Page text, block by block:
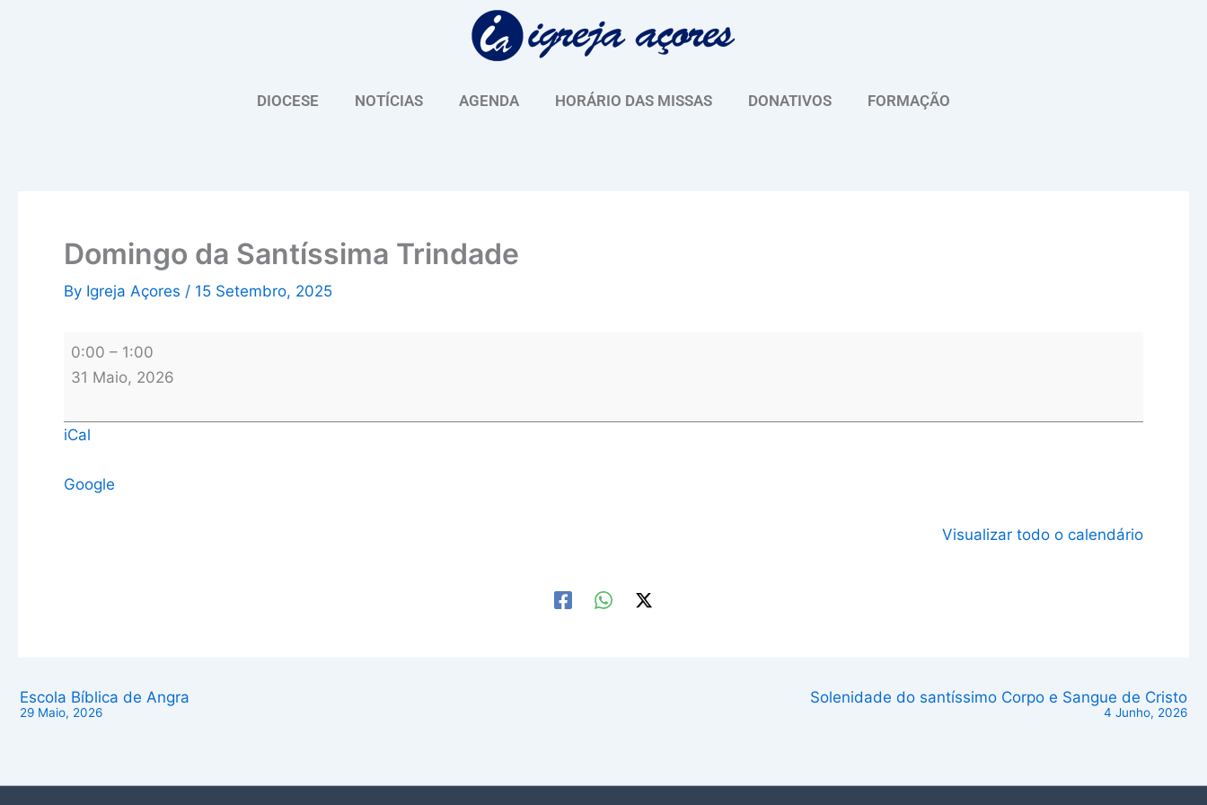
DIOCESE NOTÍCIAS AGENDA HORÁRIO DAS MISSAS DONATIVOS FORMAÇÃO
Domingo da Santíssima Trindade
By Igreja Açores / 15 Setembro, 2025
0:00 – 1:00
31 Maio, 2026
iCal
Google
Visualizar todo o calendário
Escola Bíblica de Angra
29 Maio, 2026
Solenidade do santíssimo Corpo e Sangue de Cristo
4 Junho, 2026